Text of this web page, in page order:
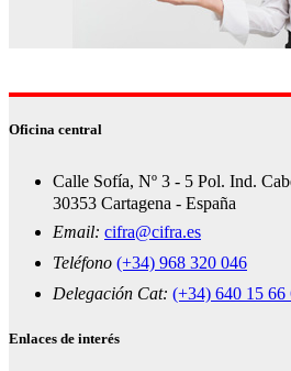
Oficina central
Calle Sofía, Nº 3 - 5 Pol. Ind.
30353 Cartagena - España
Email: cifra@cifra.es
Teléfono (+34) 968 320 046
Delegación Cat: (+34) 640 15 66
Enlaces de interés